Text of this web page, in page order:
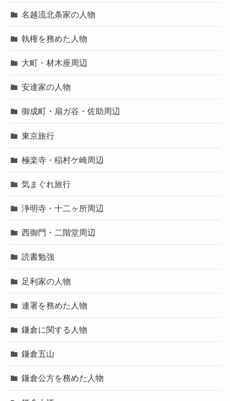
名越流北条家の人物
執権を務めた人物
大町・材木座周辺
安達家の人物
御成町・扇ガ谷・佐助周辺
東京旅行
極楽寺・稲村ケ崎周辺
気まぐれ旅行
浄明寺・十二ヶ所周辺
西御門・二階堂周辺
読書勉強
足利家の人物
連署を務めた人物
鎌倉に関する人物
鎌倉五山
鎌倉公方を務めた人物